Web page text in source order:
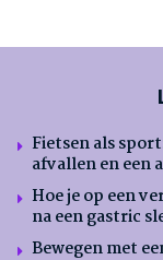
Fietsen als
afvallen en een
Hoe je op een
na een gastric
Bewegen met